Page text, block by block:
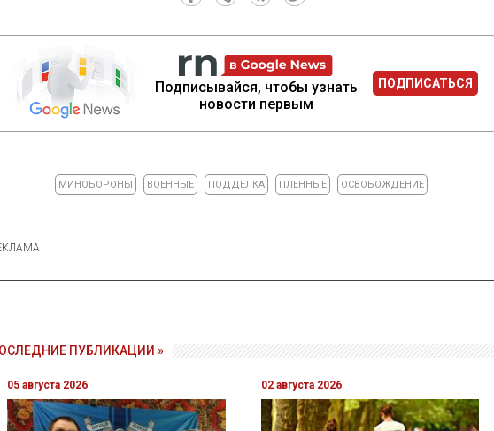
Подписывайся, чтобы узнать
новости первым
ПОДПИСАТЬСЯ
МИНОБОРОНЫ ВОЕННЫЕ ПОДДЕЛКА ПЛЕННЫЕ ОСВОБОЖДЕНИЕ
ПУБЛИКАЦИИ »
05 августа 2026 02 августа 2026